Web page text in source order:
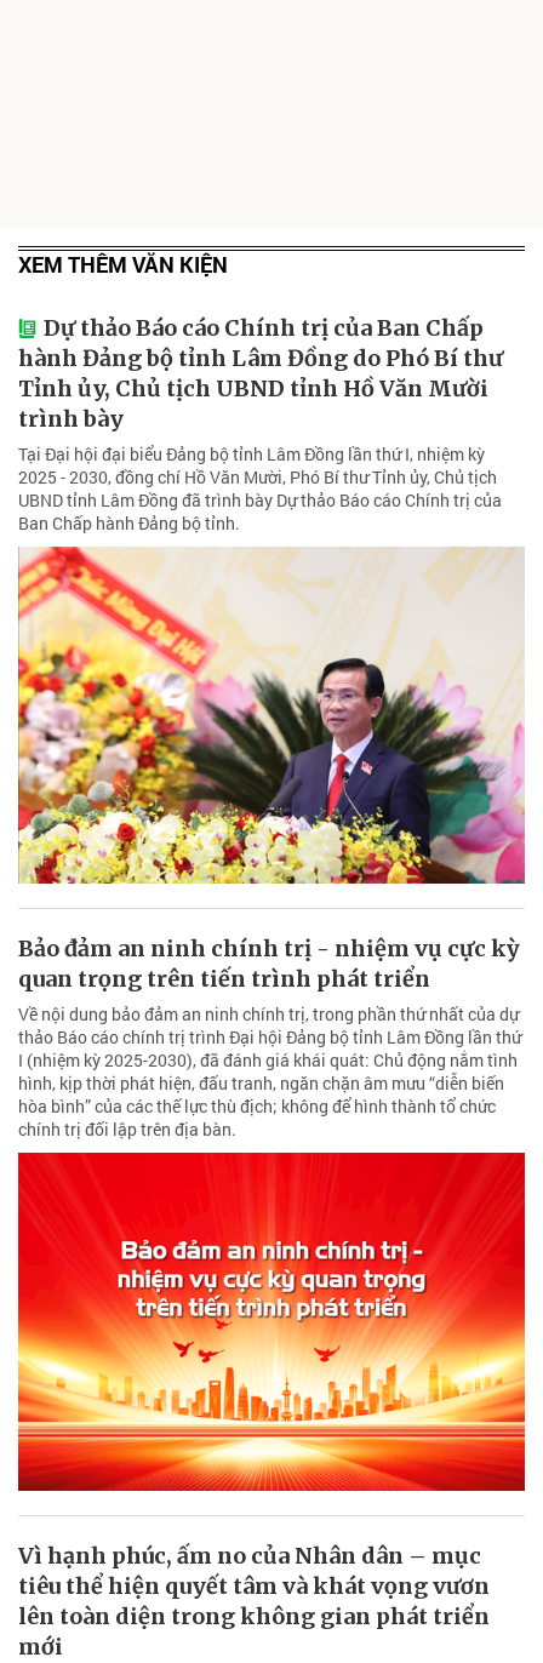
XEM THÊM VĂN KIỆN
Dự thảo Báo cáo Chính trị của Ban Chấp
hành Đảng bộ tỉnh Lâm Đồng do Phó Bí thư
Tỉnh ủy, Chủ tịch UBND tỉnh Hồ Văn Mười
trình bày
Tại Đại hội đại biểu Đảng bộ tỉnh Lâm Đồng lần thứ I, nhiệm kỳ
2025 - 2030, đồng chí Hồ Văn Mười, Phó Bí thư Tỉnh ủy, Chủ tịch
UBND tỉnh Lâm Đồng đã trình bày Dự thảo Báo cáo Chính trị của
Ban Chấp hành Đảng bộ tỉnh.
Bảo đảm an ninh chính trị - nhiệm vụ cực kỳ
quan trọng trên tiến trình phát triển
Về nội dung bảo đảm an ninh chính trị, trong phần thứ nhất của dự
thảo Báo cáo chính trị trình Đại hội Đảng bộ tỉnh Lâm Đồng lần thứ
I (nhiệm kỳ 2025-2030), đã đánh giá khái quát: Chủ động nắm tình
hình, kịp thời phát hiện, đấu tranh, ngăn chặn âm mưu “diễn biến
hòa bình” của các thế lực thù địch; không để hình thành tổ chức
chính trị đối lập trên địa bàn.
Vì hạnh phúc, ấm no của Nhân dân – mục
tiêu thể hiện quyết tâm và khát vọng vươn
lên toàn diện trong không gian phát triển
mới